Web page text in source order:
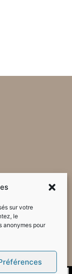
sur votre
le
anonymes pour